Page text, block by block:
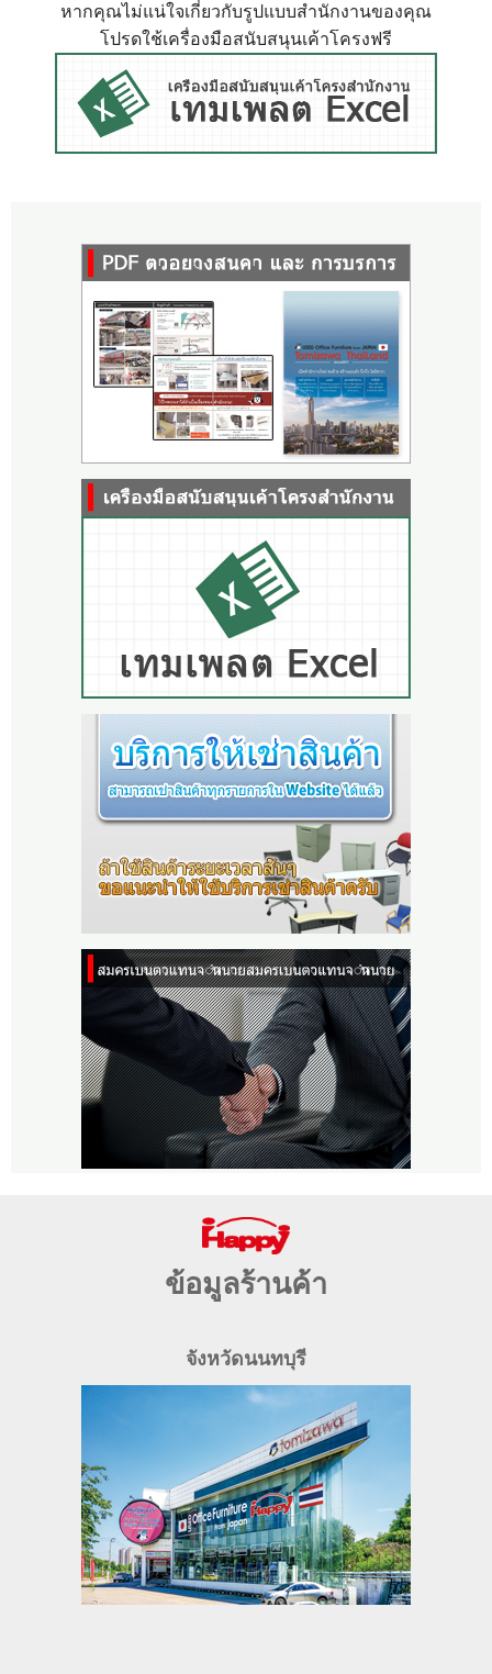
หากคุณไม่แน่ใจเกี่ยวกับรูปแบบสำนักงานของคุณ
โปรดใช้เครื่องมือสนับสนุนเค้าโครงฟรี
ข้อมูลร้านค้า
จังหวัดนนทบุรี